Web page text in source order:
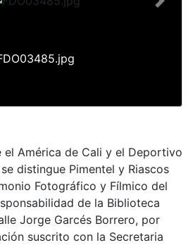
Next
el América de Cali y el Deportivo
distingue Pimentel y Riascos
Fotográfico y Fílmico del
de la Biblioteca
Jorge Garcés Borrero, por
suscrito con la Secretaria